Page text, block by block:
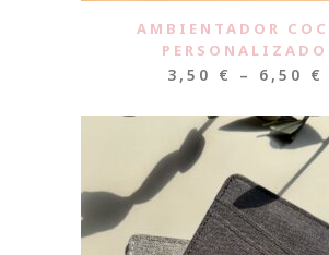
AMBIENTADOR
PERSONALIZADO
3,50 € – 6,50 €